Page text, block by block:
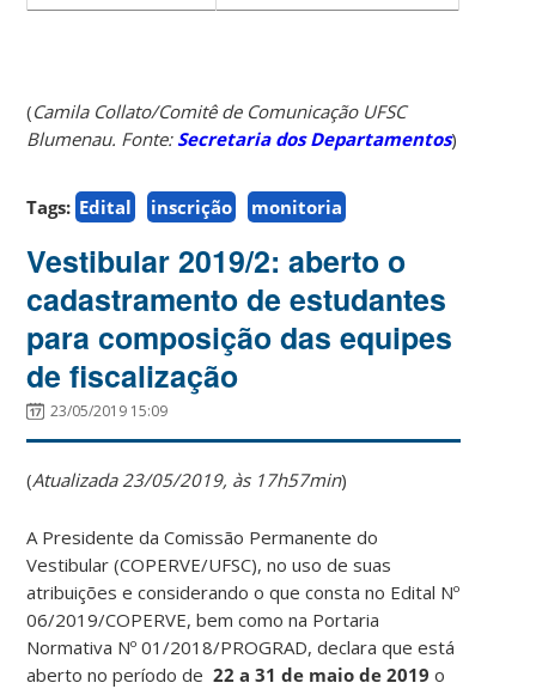
(Camila Collato/Comitê de Comunicação UFSC
Blumenau. Fonte: Secretaria dos Departamentos)
Tags: Edital inscrição monitoria
Vestibular 2019/2: aberto o
cadastramento de estudantes
para composição das equipes
de fiscalização
23/05/2019 15:09
(Atualizada 23/05/2019, às 17h57min)
A Presidente da Comissão Permanente do
Vestibular (COPERVE/UFSC), no uso de suas
atribuições e considerando o que consta no Edital Nº
06/2019/COPERVE, bem como na Portaria
Normativa Nº 01/2018/PROGRAD, declara que está
aberto no período de 22 a 31 de maio de 2019 o